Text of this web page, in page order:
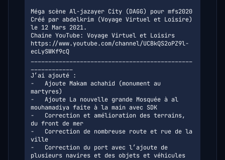
Méga scène Al-jazayer City (DAGG) pour mfs2020
Créé par abdelkrim (Voyage Virtuel et Loisire)
le 12 Mars 2021.
Chaine YouTube: Voyage Virtuel et Loisirs
https://www.youtube.com/channel/UCBkQS2oPZ9l-
ecLySWKf9cQ
J’ai ajouté :
-	Ajoute Makam achahid (monument au
martyres)
-	Ajoute La nouvelle grande Mosquée à al
mouhamadiya faite à la main avec SDK
-	Correction et amélioration des terrains,
du front de mer
-	Correction de nombreuse route et rue de la
ville
-	Correction du port avec l’ajoute de
plusieurs navires et des objets et véhicules